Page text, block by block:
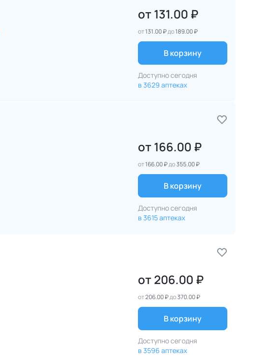
от 131.00 ₽
от131.00 ₽до189.00 ₽
В корзину
Доступно сегодня
в 3629 аптеках
от 166.00 ₽
от166.00 ₽до355.00 ₽
В корзину
Доступно сегодня
в 3615 аптеках
от 206.00 ₽
от206.00 ₽до370.00 ₽
В корзину
Доступно сегодня
в 3596 аптеках